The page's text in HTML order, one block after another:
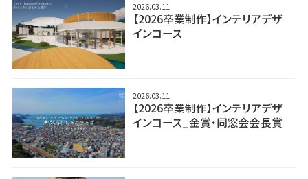
2026.03.11
【2026卒業制作】インテリアデザ
インコース
2026.03.11
【2026卒業制作】インテリアデザ
インコース_金賞・同窓会会長賞